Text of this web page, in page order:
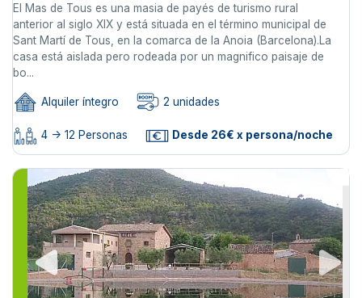
El Mas de Tous es una masia de payés de turismo rural
anterior al siglo XIX y está situada en el término municipal de
Sant Martí de Tous, en la comarca de la Anoia (Barcelona).La
casa está aislada pero rodeada por un magnifico paisaje de
bo...
Alquiler íntegro 2 unidades
4 -> 12 Personas Desde 26€ x persona/noche